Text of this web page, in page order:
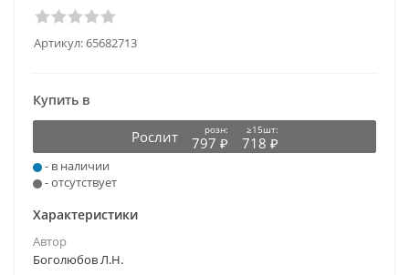
Артикул:65682713
Купить в
Рослит розн: ≥15шт:
797 ₽ 718 ₽
- в наличии
- отсутствует
Характеристики
Автор
Боголюбов Л.Н.